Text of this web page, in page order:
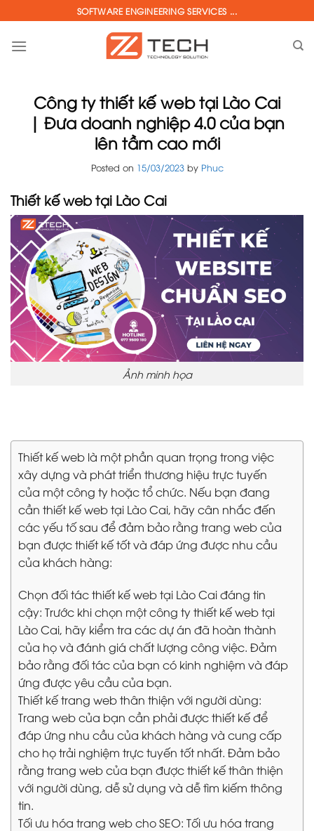
to
content
SOFTWARE ENGINEERING SERVICES ...
Công ty thiết kế web tại Lào Cai
| Đưa doanh nghiệp 4.0 của bạn
lên tầm cao mới
Posted on 15/03/2023by Phuc
Thiết kế web tại Lào Cai
Ảnh minh họa
Thiết kế web là một phần quan trọng trong việc
xây dựng và phát triển thương hiệu trực tuyến
của một công ty hoặc tổ chức. Nếu bạn đang
cần thiết kế web tại Lào Cai, hãy cân nhắc đến
các yếu tố sau để đảm bảo rằng trang web của
bạn được thiết kế tốt và đáp ứng được nhu cầu
của khách hàng:
Chọn đối tác thiết kế web tại Lào Cai đáng tin
cậy: Trước khi chọn một công ty thiết kế web tại
Lào Cai, hãy kiểm tra các dự án đã hoàn thành
của họ và đánh giá chất lượng công việc. Đảm
bảo rằng đối tác của bạn có kinh nghiệm và đáp
ứng được yêu cầu của bạn.
Thiết kế trang web thân thiện với người dùng:
Trang web của bạn cần phải được thiết kế để
đáp ứng nhu cầu của khách hàng và cung cấp
cho họ trải nghiệm trực tuyến tốt nhất. Đảm bảo
rằng trang web của bạn được thiết kế thân thiện
với người dùng, dễ sử dụng và dễ tìm kiếm thông
tin.
Tối ưu hóa trang web cho SEO: Tối ưu hóa trang